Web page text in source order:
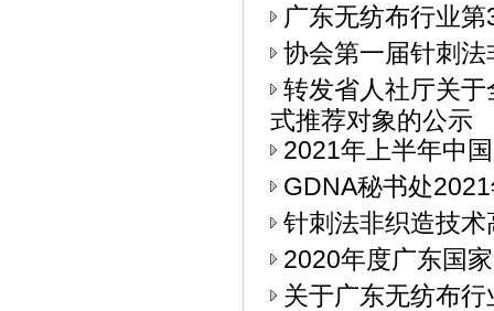
广东无纺布行业
协会第一届针刺
转发省人社厅关
式推荐对象的公示
2021年上半年中
GDNA秘书处
针刺法非织造技
2020年度广东国
关于广东无纺布